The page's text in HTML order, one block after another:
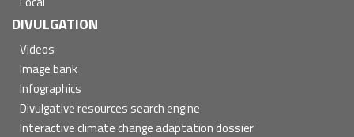
DIVULGATION
Videos
Image bank
Infographics
Divulgative resources search engine
Interactive climate change adaptation dossier